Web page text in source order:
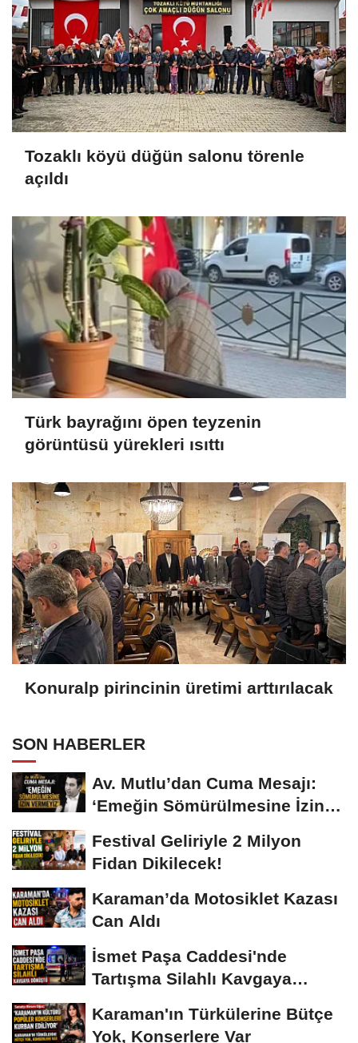
Tozaklı köyü düğün salonu törenle
açıldı
Türk bayrağını öpen teyzenin
görüntüsü yürekleri ısıttı
Konuralp pirincinin üretimi arttırılacak
SON HABERLER
Av. Mutlu’dan Cuma Mesajı:
‘Emeğin Sömürülmesine İzin
Festival Geliriyle 2 Milyon
Fidan Dikilecek!
Karaman’da Motosiklet Kazası
Can Aldı
İsmet Paşa Caddesi'nde
Tartışma Silahlı Kavgaya
Karaman'ın Türkülerine Bütçe
Yok, Konserlere Var